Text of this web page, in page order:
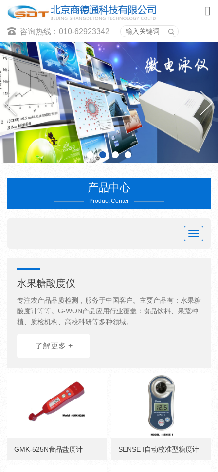
咨询热线：010-62923342
产品中心
Product Center
Toggle
水果糖酸度仪
专注农产品品质检测，服务于中国客户。主要产品有：水果糖
酸度计等等。G-WON产品应用行业覆盖：食品饮料、果蔬种
植、质检机构、高校科研等多种领域。
了解更多 +
GMK-525N食品盐度计 SENSE I自动校准型糖度计